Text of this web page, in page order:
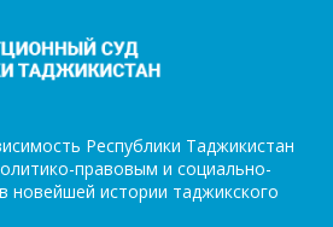
Республики Таджикистан
правовым и социально-
новейшей истории таджикского